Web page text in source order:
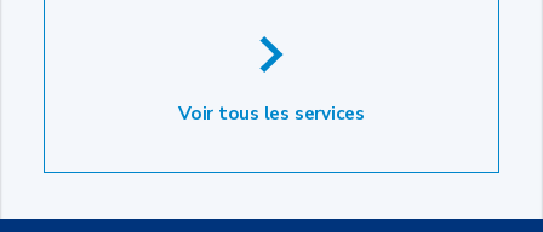
Voir tous les services